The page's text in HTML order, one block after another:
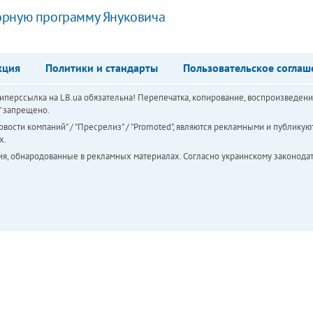
программу Януковича
Политики и стандарты Пользовательское
на LB.ua обязательна! Перепечатка, копирование,
запрещено.
компаний" / "Пресрелиз" / "Promoted", являются рекламными и
обнародованные в рекламных материалах. Согласно украинскому